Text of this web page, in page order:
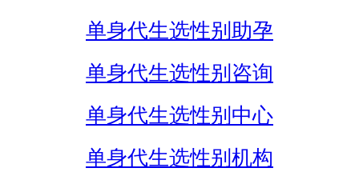
单身代生选性别助孕
单身代生选性别咨询
单身代生选性别中心
单身代生选性别机构